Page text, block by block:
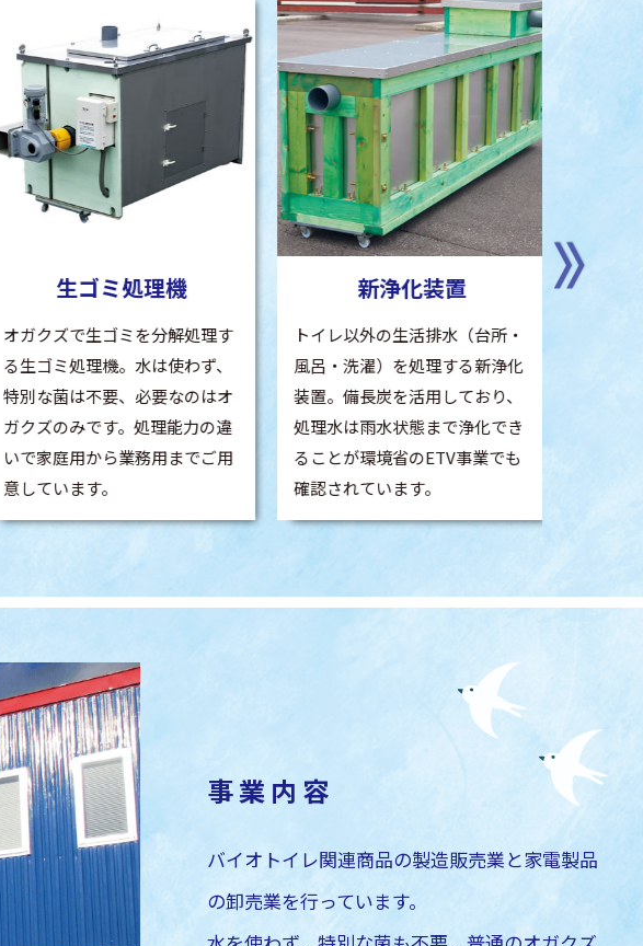
生ゴミ処理機
オガクズで生ゴミを分解処理す
る生ゴミ処理機。水は使わず、
特別な菌は不要、必要なのはオ
ガクズのみです。処理能力の違
いで家庭用から業務用までご用
意しています。
新浄化装置
トイレ以外の生活排水（台所・
風呂・洗濯）を処理する新浄化
装置。備長炭を活用しており、
処理水は雨水状態まで浄化でき
ることが環境省のETV事業でも
確認されています。
事業内容
バイオトイレ関連商品の製造販売業と家電製品
の卸売業を行っています。